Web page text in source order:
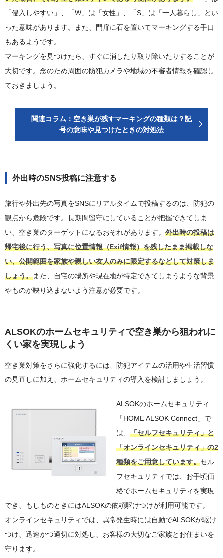
「侵入しやすい」、「W」は「女性」、「S」は「一人暮らし」とい
った意味があります。また、門扉に石を置いてマーキングする手口
もあるようです。
マーキングを見つけたら、すぐに消したり取り除いたりすることが
大切です。念のため周囲の防犯カメラや地域の不審者情報を確認し
ておきましょう。
関連コラム：空き巣が残すマーキングの種類は？記
号の意味や見つけたときの対処法
外出時のSNS投稿に注意する
旅行や外出先の写真をSNSにリアルタイムで投稿するのは、防犯の
観点から危険です。長期間留守にしていることが把握できてしま
い、空き巣のターゲットになるおそれがあります。 外出時の投稿は
帰宅後に行う、写真に位置情報（Exif情報）を残したまま掲載しな
い、公開範囲を家族や親しい友人のみに限定するなどして対策しま
しょう。また、自宅の場所や現在地が特定できてしまうような背景
やものが映り込まないよう注意が必要です。
ALSOKのホームセキュリティで空き巣から狙われに
くい家を実現しよう
空き巣対策をさらに強化するには、防犯アイテムの活用や生活習慣
の見直しに加え、ホームセキュリティの導入を検討しましょう。
ALSOKのホームセキュリティ
「HOME ALSOK Connect」で
は、 「セルフセキュリティ」と
「オンラインセキュリティ」の2
種類をご用意しています。セル
フセキュリティでは、お手頃価
格でホームセキュリティを実現
でき、もしものときにはALSOKの依頼駆けつけが利用可能です。
オンラインセキュリティでは、異常発生時には自動でALSOKが駆け
つけ、迅速かつ適切に対処し、お客様の大切なご家族とお住まいを
守ります。